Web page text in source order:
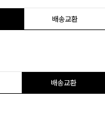
배송교환
배송교환